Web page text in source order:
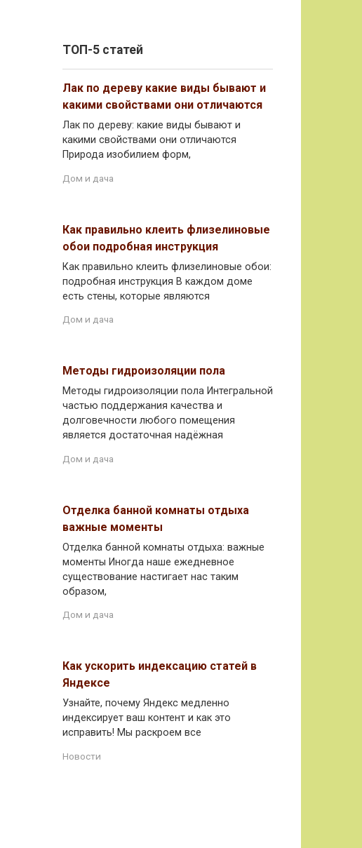
ТОП-5 статей
Лак по дереву какие виды бывают и
какими свойствами они отличаются
Лак по дереву: какие виды бывают и
какими свойствами они отличаются
Природа изобилием форм,
Дом и дача
Как правильно клеить флизелиновые
обои подробная инструкция
Как правильно клеить флизелиновые обои:
подробная инструкция В каждом доме
есть стены, которые являются
Дом и дача
Методы гидроизоляции пола
Методы гидроизоляции пола Интегральной
частью поддержания качества и
долговечности любого помещения
является достаточная надёжная
Дом и дача
Отделка банной комнаты отдыха
важные моменты
Отделка банной комнаты отдыха: важные
моменты Иногда наше ежедневное
существование настигает нас таким
образом,
Дом и дача
Как ускорить индексацию статей в
Яндексе
Узнайте, почему Яндекс медленно
индексирует ваш контент и как это
исправить! Мы раскроем все
Новости